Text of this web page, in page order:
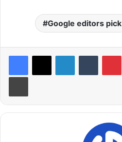
Google editors pick